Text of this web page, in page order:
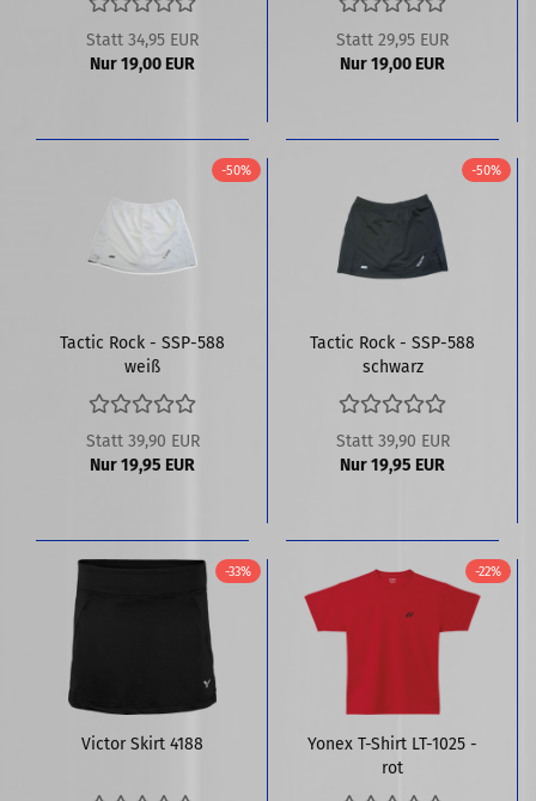
Statt 34,95 EUR
Nur 19,00 EUR
Statt 29,95 EUR
Nur 19,00 EUR
-50%
Tactic Rock - SSP-588
weiß
Statt 39,90 EUR
Nur 19,95 EUR
-50%
Tactic Rock - SSP-588
schwarz
Statt 39,90 EUR
Nur 19,95 EUR
-33%
Victor Skirt 4188
-22%
Yonex T-Shirt LT-1025 -
rot